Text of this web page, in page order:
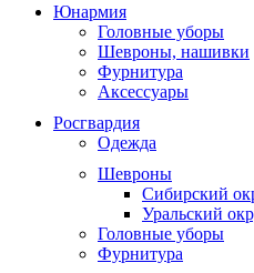
Юнармия
Головные уборы
Шевроны, нашивки
Фурнитура
Аксессуары
Росгвардия
Одежда
Шевроны
Сибирский
Уральский
Головные уборы
Фурнитура